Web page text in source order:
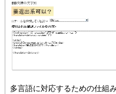
多言語に対応するための仕組